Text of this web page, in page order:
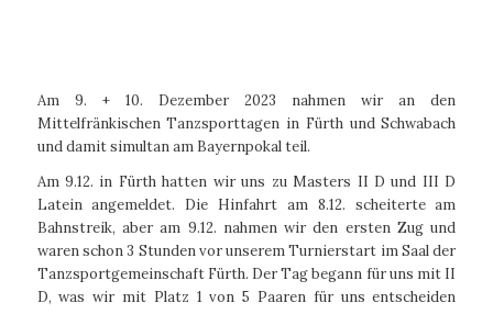
Am 9. + 10. Dezember 2023 nahmen wir an den
Mittelfränkischen Tanzsporttagen in Fürth und Schwabach
und damit simultan am Bayernpokal teil.
Am 9.12. in Fürth hatten wir uns zu Masters II D und III D
Latein angemeldet. Die Hinfahrt am 8.12. scheiterte am
Bahnstreik, aber am 9.12. nahmen wir den ersten Zug und
waren schon 3 Stunden vor unserem Turnierstart im Saal der
Tanzsportgemeinschaft Fürth. Der Tag begann für uns mit II
D, was wir mit Platz 1 von 5 Paaren für uns entscheiden